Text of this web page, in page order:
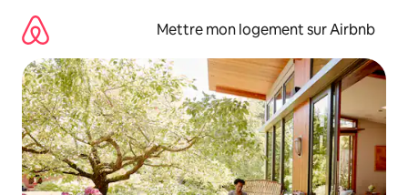
directement
contenu
Mettre mon logement sur Airbnb